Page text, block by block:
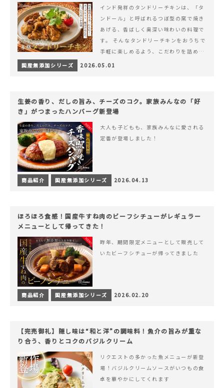
インド発祥のタンドリーチキンは、「タ
ンドール」と呼ばれるつぼ型の窯で焼き
あげる、香ばしく奥深い味わいの料理で
す。 そんなタンドリーチキンをおうちで
手軽に楽しめるよう、こだわりを詰め込
んで仕上げました。 様々なシーンでお召
国産無添加シリーズ 2026.05.01
生姜の香り、だしの旨み、チーズのコク。家族みんなの「好
き」がつまったハンバーグ新登場
大人も子どもも、家族みんなに愛される
定番が登場しました！
商品紹介 国産無添加シリーズ 2026.04.13
ほろほろ食感！国産牛すね肉のビーフシチューがレギュラー
メニューとして帰ってきた！
昨年、期間限定メニューとして販売して
いたビーフシチューが帰ってきました
商品紹介 国産無添加シリーズ 2026.02.20
【完売御礼】隠し味は“和と洋”の調味料！魚介の旨みが重な
り合う、香りとコクのバジルクリーム
リクエストの多かった魚メニューが新登
場！バジルクリームソースがいつもの食
卓を華やかにしてくれます